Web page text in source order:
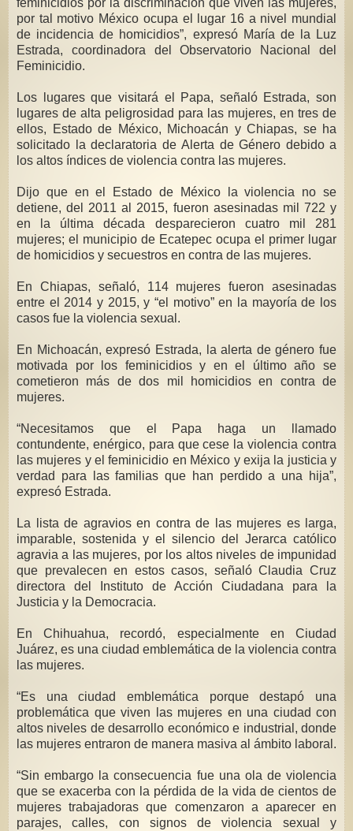
feminicidios por la discriminación que viven las mujeres,
por tal motivo México ocupa el lugar 16 a nivel mundial
de incidencia de homicidios”, expresó María de la Luz
Estrada, coordinadora del Observatorio Nacional del
Feminicidio.
Los lugares que visitará el Papa, señaló Estrada, son
lugares de alta peligrosidad para las mujeres, en tres de
ellos, Estado de México, Michoacán y Chiapas, se ha
solicitado la declaratoria de Alerta de Género debido a
los altos índices de violencia contra las mujeres.
Dijo que en el Estado de México la violencia no se
detiene, del 2011 al 2015, fueron asesinadas mil 722 y
en la última década desparecieron cuatro mil 281
mujeres; el municipio de Ecatepec ocupa el primer lugar
de homicidios y secuestros en contra de las mujeres.
En Chiapas, señaló, 114 mujeres fueron asesinadas
entre el 2014 y 2015, y “el motivo” en la mayoría de los
casos fue la violencia sexual.
En Michoacán, expresó Estrada, la alerta de género fue
motivada por los feminicidios y en el último año se
cometieron más de dos mil homicidios en contra de
mujeres.
“Necesitamos que el Papa haga un llamado
contundente, enérgico, para que cese la violencia contra
las mujeres y el feminicidio en México y exija la justicia y
verdad para las familias que han perdido a una hija”,
expresó Estrada.
La lista de agravios en contra de las mujeres es larga,
imparable, sostenida y el silencio del Jerarca católico
agravia a las mujeres, por los altos niveles de impunidad
que prevalecen en estos casos, señaló Claudia Cruz
directora del Instituto de Acción Ciudadana para la
Justicia y la Democracia.
En Chihuahua, recordó, especialmente en Ciudad
Juárez, es una ciudad emblemática de la violencia contra
las mujeres.
“Es una ciudad emblemática porque destapó una
problemática que viven las mujeres en una ciudad con
altos niveles de desarrollo económico e industrial, donde
las mujeres entraron de manera masiva al ámbito laboral.
“Sin embargo la consecuencia fue una ola de violencia
que se exacerba con la pérdida de la vida de cientos de
mujeres trabajadoras que comenzaron a aparecer en
parajes, calles, con signos de violencia sexual y